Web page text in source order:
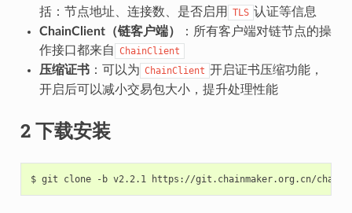
括：节点地址、连接数、是否启用
TLS 认证等信息
ChainClient（链客户端）
：所有客户端对链节点的操
作接口都来自 ChainClient
压缩证书：可以为 ChainClient 开启证书压缩功能，
开启后可以减小交易包大小，提升处理性能
2 下载安装
$ git clone -b v2.2.1